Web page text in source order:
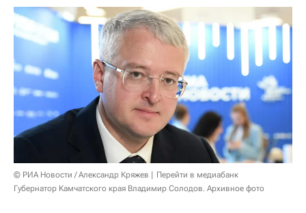
© РИА Новости / Александр Кряжев
Перейти в медиабанк
Губернатор Камчатского края Владимир Солодов. Архивное фото